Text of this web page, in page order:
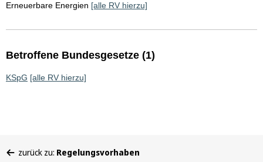
Erneuerbare Energien [alle RV hierzu]
Betroffene Bundesgesetze (1)
KSpG [alle RV hierzu]
befinden
zurück zu: Regelungsvorhaben